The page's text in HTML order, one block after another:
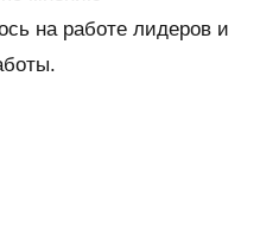
на работе лидеров и